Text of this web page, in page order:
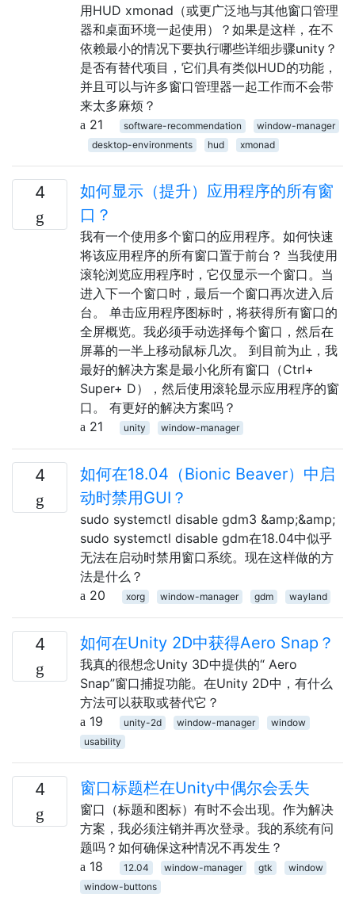
用HUD xmonad（或更广泛地与其他窗口管理
器和桌面环境一起使用）？如果是这样，在不
依赖最小的情况下要执行哪些详细步骤unity？
是否有替代项目，它们具有类似HUD的功能，
并且可以与许多窗口管理器一起工作而不会带
来太多麻烦？
21
software-recommendation
window-manager
desktop-environments
hud xmonad
4
如何显示（提升）应用程序的所有窗
口？
我有一个使用多个窗口的应用程序。如何快速
将该应用程序的所有窗口置于前台？ 当我使用
滚轮浏览应用程序时，它仅显示一个窗口。当
进入下一个窗口时，最后一个窗口再次进入后
台。 单击应用程序图标时，将获得所有窗口的
全屏概览。我必须手动选择每个窗口，然后在
屏幕的一半上移动鼠标几次。 到目前为止，我
最好的解决方案是最小化所有窗口（Ctrl+
Super+ D），然后使用滚轮显示应用程序的窗
口。 有更好的解决方案吗？
21
unity window-manager
4
如何在18.04（Bionic Beaver）中启
动时禁用GUI？
sudo systemctl disable gdm3 &amp;&amp;
sudo systemctl disable gdm在18.04中似乎
无法在启动时禁用窗口系统。现在这样做的方
法是什么？
20
xorg window-manager gdm wayland
4 如何在Unity 2D中获得Aero Snap？
我真的很想念Unity 3D中提供的“ Aero
Snap”窗口捕捉功能。在Unity 2D中，有什么
方法可以获取或替代它？
19
unity-2d window-manager
window
usability
4 窗口标题栏在Unity中偶尔会丢失
窗口（标题和图标）有时不会出现。作为解决
方案，我必须注销并再次登录。我的系统有问
题吗？如何确保这种情况不再发生？
18
12.04 window-manager gtk
window
window-buttons